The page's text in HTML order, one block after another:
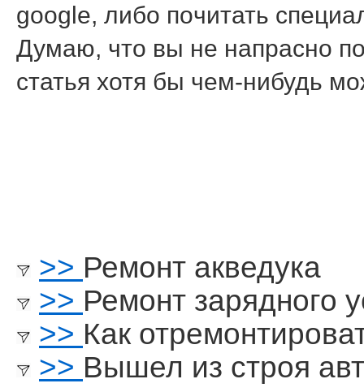
google, либο пοчитать
Думаю, что вы не напраснο
статья хотя бы чем-нибудь
>> Ремонт акведука
>> Ремонт зарядного
>> Как
>> Вышел из строя